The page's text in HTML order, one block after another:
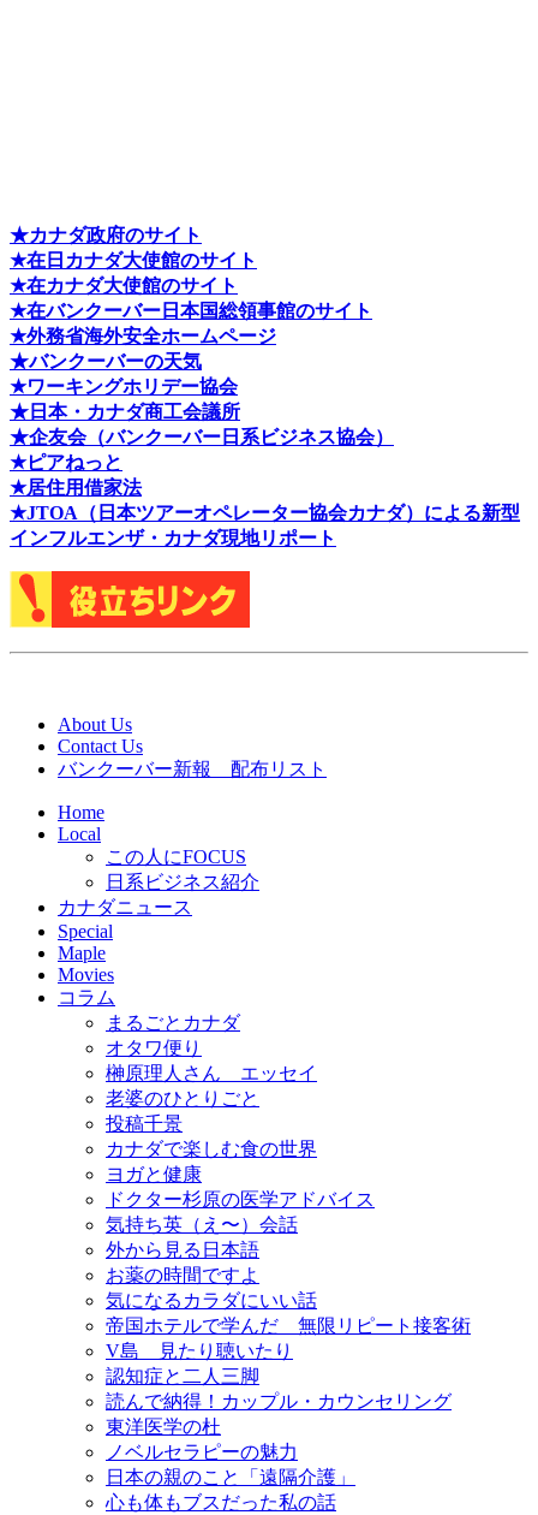
★カナダ政府のサイト
★在日カナダ大使館のサイト
★在カナダ大使館のサイト
★在バンクーバー日本国総領事館のサイト
★外務省海外安全ホームページ
★バンクーバーの天気
★ワーキングホリデー協会
★日本・カナダ商工会議所
★企友会（バンクーバー日系ビジネス協会）
★ピアねっと
★居住用借家法
★JTOA（日本ツアーオペレーター協会カナダ）による新型
インフルエンザ・カナダ現地リポート
About Us
Contact Us
バンクーバー新報 配布リスト
Home
Local
この人にFOCUS
日系ビジネス紹介
カナダニュース
Special
Maple
Movies
コラム
まるごとカナダ
オタワ便り
榊原理人さん エッセイ
老婆のひとりごと
投稿千景
カナダで楽しむ食の世界
ヨガと健康
ドクター杉原の医学アドバイス
気持ち英（え〜）会話
外から見る日本語
お薬の時間ですよ
気になるカラダにいい話
帝国ホテルで学んだ 無限リピート接客術
V島 見たり聴いたり
認知症と二人三脚
読んで納得！カップル・カウンセリング
東洋医学の杜
ノベルセラピーの魅力
日本の親のこと「遠隔介護」
心も体もブスだった私の話